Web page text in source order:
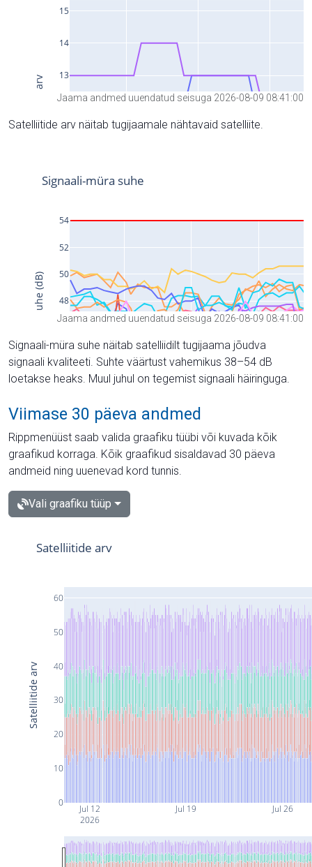
Jaama andmed uuendatud seisuga 2026-08-09 08:41:00
Satelliitide arv näitab tugijaamale nähtavaid satelliite.
Jaama andmed uuendatud seisuga 2026-08-09 08:41:00
Signaali-müra suhe näitab satelliidilt tugijaama jõudva
signaali kvaliteeti. Suhte väärtust vahemikus 38–54 dB
loetakse heaks. Muul juhul on tegemist signaali häiringuga.
Viimase 30 päeva andmed
Rippmenüüst saab valida graafiku tüübi või kuvada kõik
graafikud korraga. Kõik graafikud sisaldavad 30 päeva
andmeid ning uuenevad kord tunnis.
Vali graafiku tüüp
Jul 12
2026
Jul 19 Jul 26
0
10
20
30
40
50
60
Satelliitide arv
Satelliitide arv